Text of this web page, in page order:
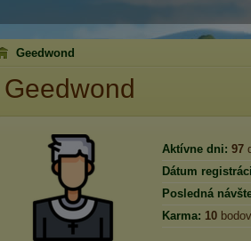
Geedwond
Geedwond
Aktívne dni: 97
Dátum
Posledná
Karma: 10 bodov